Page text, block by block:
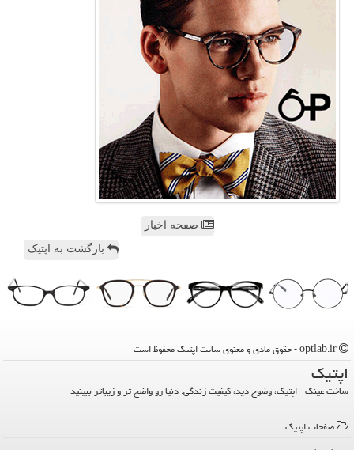
صفحه اخبار
بازگشت به اپتیک
اپتیك
ساخت عینک - اپتیک، وضوح دید، کیفیت زندگی. دنیا رو واضح تر و زیباتر ببینید
صفحات اپتیك